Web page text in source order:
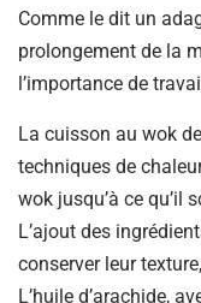
Comme le dit un
prolongement de la
l’importance de
La cuisson au wok
techniques de
wok jusqu’à ce qu’il
L’ajout des
conserver leur
L’huile d’arachide,